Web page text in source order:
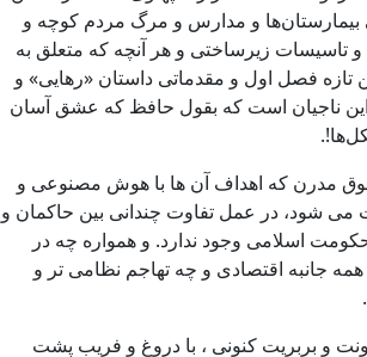
بیمارستان‌ها و مدارس و مرگ مردم کوچه و
و تاسیسات زیرساختی و هر آنچه که متعلق به
تازه فصل اول و مقدماتی داستان «رهایی» و
ناجیان است که بقول حافظ که عشق آسان
مدرن که اهداف آن ها با هوش مصنوعی و
می شود، در عمل تفاوت چندانی بین حاکمان و
اسلامی وجود ندارد. و همواره چه در
جانبه اقتصادی و چه تهاجم نظامی تر و
و بربریت کنونی ، با دروغ و فریب پشت